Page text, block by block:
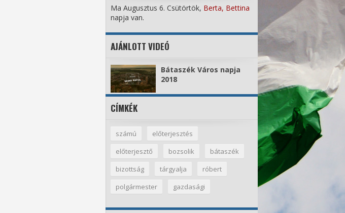
Ma Augusztus 6. Csütörtök, Berta, Bettina
napja van.
AJÁNLOTT VIDEÓ
Bátaszék Város napja
2018
CÍMKÉK
számú
előterjesztés
előterjesztő
bozsolik
bátaszék
bizottság
tárgyalja
róbert
polgármester
gazdasági